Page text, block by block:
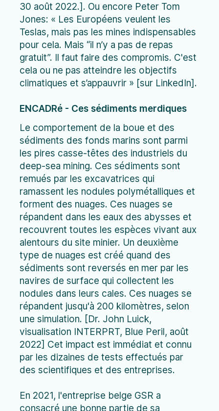
30 août 2022.]. Ou encore Peter Tom
Jones: « Les Européens veulent les
Teslas, mais pas les mines indispensables
pour cela. Mais “il n’y a pas de repas
gratuit”. Il faut faire des compromis. C'est
cela ou ne pas atteindre les objectifs
climatiques et s’appauvrir » [sur LinkedIn].
ENCADRé - Ces sédiments merdiques
Le comportement de la boue et des
sédiments des fonds marins sont parmi
les pires casse-têtes des industriels du
deep-sea mining. Ces sédiments sont
remués par les excavatrices qui
ramassent les nodules polymétalliques et
forment des nuages. Ces nuages se
répandent dans les eaux des abysses et
recouvrent toutes les espèces vivant aux
alentours du site minier. Un deuxième
type de nuages est créé quand des
sédiments sont reversés en mer par les
navires de surface qui collectent les
nodules dans leurs cales. Ces nuages se
répandent jusqu'à 200 kilomètres, selon
une simulation. [Dr. John Luick,
visualisation INTERPRT, Blue Peril, août
2022] Cet impact est immédiat et connu
par les dizaines de tests effectués par
des scientifiques et des entreprises.
En 2021, l'entreprise belge GSR a
consacré une bonne partie de sa